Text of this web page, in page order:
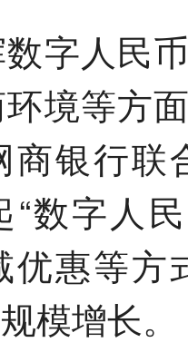
字人民
境等方
商银行
数字人
优惠等
模增长。